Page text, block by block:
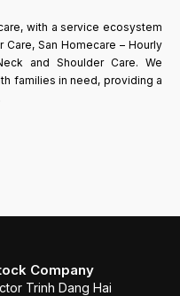
with a service ecosystem
Care, San Homecare – Hourly
and Shoulder Care. We
families in need, providing a
Company
Trinh Dang Hai